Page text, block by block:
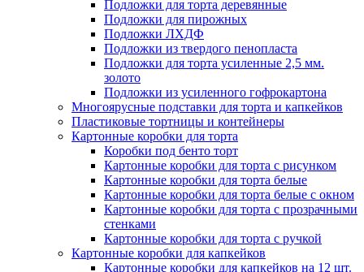
Подложки для торта деревянные
Подложки для пирожных
Подложки ЛХДФ
Подложки из твердого пенопласта
Подложки для торта усиленные 2,5 мм.
золото
Подложки из усиленного гофрокартона
Многоярусные подставки для торта и капкейков
Пластиковые тортницы и контейнеры
Картонные коробки для торта
Коробки под бенто торт
Картонные коробки для торта с рисунком
Картонные коробки для торта белые
Картонные коробки для торта белые с окном
Картонные коробки для торта с прозрачными
стенками
Картонные коробки для торта с ручкой
Картонные коробки для капкейков
Картонные коробки для капкейков на 12 шт.